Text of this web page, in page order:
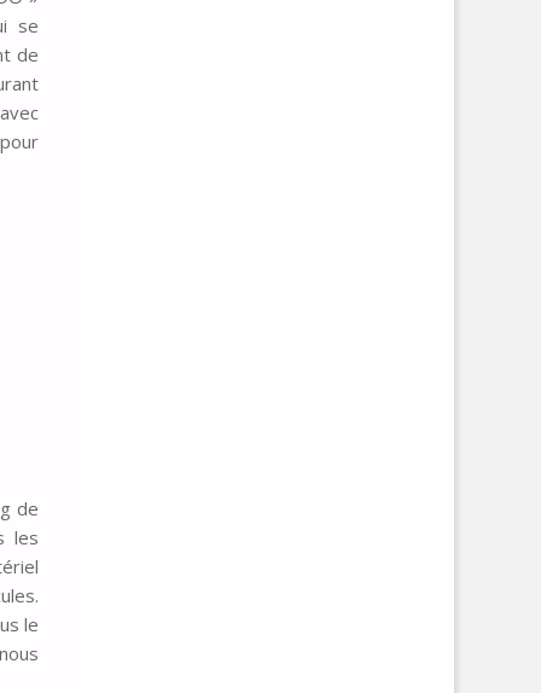
se
de
de
les
le